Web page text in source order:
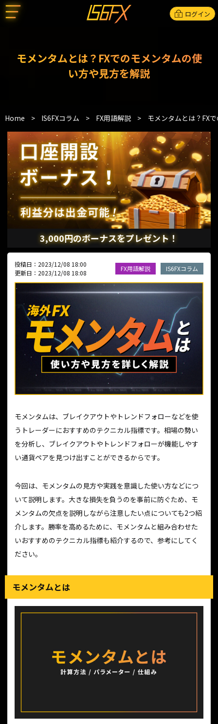
ログイン
モメンタムとは？FXでのモメンタムの使
い方や見方を解説
Home > IS6FXコラム > FX用語解説 > モメンタムとは？FX
3,000円のボーナスをプレゼント！
投稿日：2023/12/08 18:00
更新日：2023/12/08 18:08
FX用語解説 IS6FXコラム
モメンタムは、ブレイクアウトやトレンドフォローなどを使
うトレーダーにおすすめのテクニカル指標です。相場の勢い
を分析し、ブレイクアウトやトレンドフォローが機能しやす
い通貨ペアを見つけ出すことができるからです。
今回は、モメンタムの見方や実践を意識した使い方などにつ
いて説明します。大きな損失を負うのを事前に防ぐため、モ
メンタムの欠点を説明しながら注意したい点についても2つ紹
介します。勝率を高めるために、モメンタムと組み合わせた
いおすすめのテクニカル指標も紹介するので、参考にしてく
ださい。
モメンタムとは